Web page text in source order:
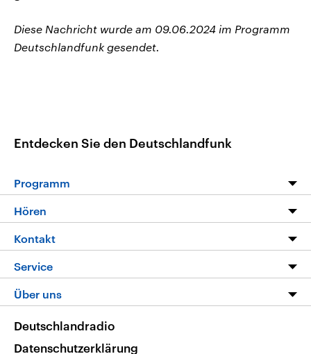
Diese Nachricht wurde am 09.06.2024 im Programm
Deutschlandfunk gesendet.
Entdecken Sie den Deutschlandfunk
Programm
Programm
Die Nachrichten
Nachrichtenleicht
Neue Beiträge auf dlf.de
Hören
Livestream
Podcasts
Deutschlandfunk App
Nachrichten App
Frequenzen
Kontakt
Hörerservice
Service
FAQ
Veranstaltungen
Über uns
Deutschlandradio
Datenschutzerklärung